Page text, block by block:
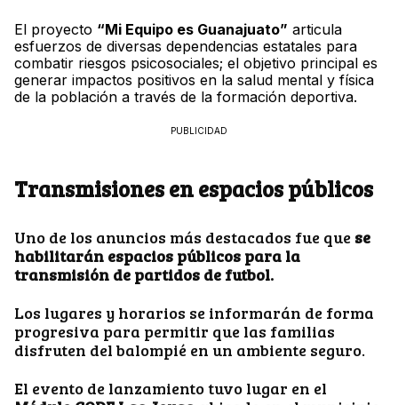
El proyecto “Mi Equipo es Guanajuato” articula
esfuerzos de diversas dependencias estatales para
combatir riesgos psicosociales; el objetivo principal es
generar impactos positivos en la salud mental y física
de la población a través de la formación deportiva.
PUBLICIDAD
Transmisiones en espacios públicos
Uno de los anuncios más destacados fue que se
habilitarán espacios públicos para la
transmisión de partidos de futbol.
Los lugares y horarios se informarán de forma
progresiva para permitir que las familias
disfruten del balompié en un ambiente seguro.
El evento de lanzamiento tuvo lugar en el